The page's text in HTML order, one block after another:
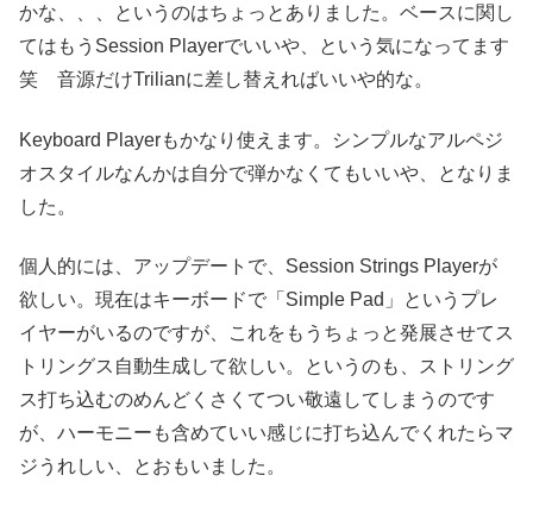
かな、、、というのはちょっとありました。ベースに関し
てはもうSession Playerでいいや、という気になってます
笑 音源だけTrilianに差し替えればいいや的な。
Keyboard Playerもかなり使えます。シンプルなアルペジ
オスタイルなんかは自分で弾かなくてもいいや、となりま
した。
個人的には、アップデートで、Session Strings Playerが
欲しい。現在はキーボードで「Simple Pad」というプレ
イヤーがいるのですが、これをもうちょっと発展させてス
トリングス自動生成して欲しい。というのも、ストリング
ス打ち込むのめんどくさくてつい敬遠してしまうのです
が、ハーモニーも含めていい感じに打ち込んでくれたらマ
ジうれしい、とおもいました。